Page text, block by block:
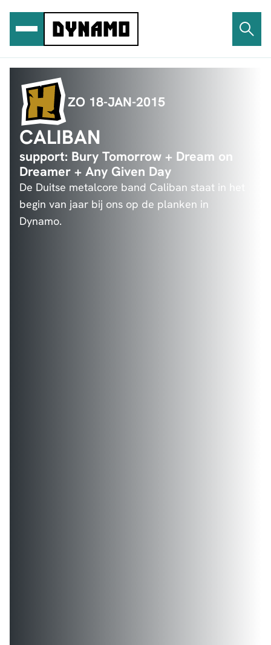
inhoud
ZO 18-JAN-2015
CALIBAN
support: Bury Tomorrow + Dream on
Dreamer + Any Given Day
De Duitse metalcore band Caliban staat in het
begin van jaar bij ons op de planken in
Dynamo.